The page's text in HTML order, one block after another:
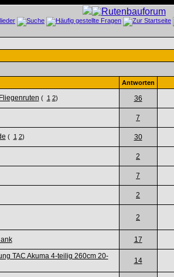
Antworten
( 1 2) 36
7
( 1 2) 30
2
7
2
2
17
TAC Akuma 4-teilig 260cm 20-
14